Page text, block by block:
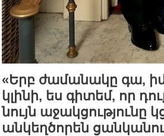
«Երբ ժամանակը գա,
կլինի, ես գիտեմ, որ
նույն աջակցությունը
անկեղծորեն